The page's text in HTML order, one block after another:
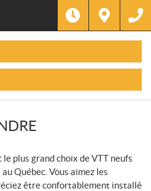
plus grand choix de VTT neufs
Québec. Vous aimez les
être confortablement installé